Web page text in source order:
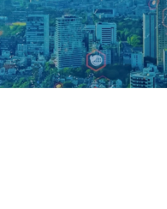
福利厚生
募集要項一覧
ドライバー職場体験